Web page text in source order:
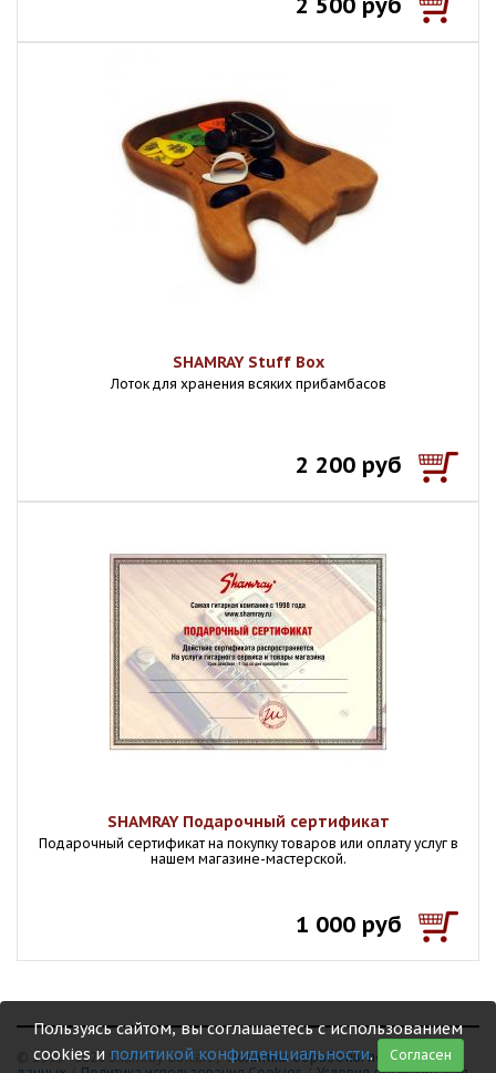
SHAMRAY Stuff Box
Лоток для хранения всяких прибамбасов
2 200 руб
SHAMRAY Подарочный сертификат
Подарочный сертификат на покупку товаров или оплату услуг в
нашем магазине-мастерской.
1 000 руб
© 1999 - 2026 Shamray Guitars /Политика обработки персональных
Пользуясь сайтом, вы соглашаетесь с использованием
cookies и политикой конфиденциальности. Согласен